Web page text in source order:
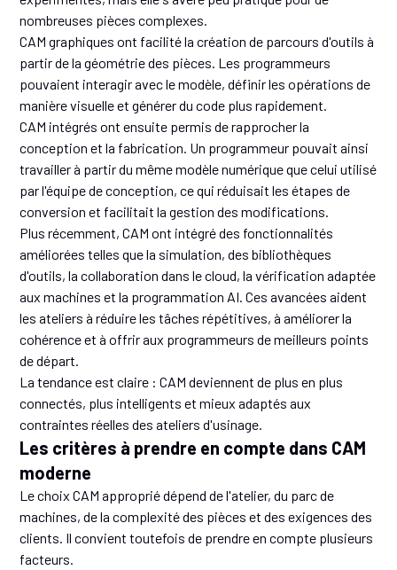
nombreuses pièces complexes.
CAM graphiques ont facilité la création de parcours d'outils à
partir de la géométrie des pièces. Les programmeurs
pouvaient interagir avec le modèle, définir les opérations de
manière visuelle et générer du code plus rapidement.
CAM intégrés ont ensuite permis de rapprocher la
conception et la fabrication. Un programmeur pouvait ainsi
travailler à partir du même modèle numérique que celui utilisé
par l'équipe de conception, ce qui réduisait les étapes de
conversion et facilitait la gestion des modifications.
Plus récemment, CAM ont intégré des fonctionnalités
améliorées telles que la simulation, des bibliothèques
d'outils, la collaboration dans le cloud, la vérification adaptée
aux machines et la programmation AI. Ces avancées aident
les ateliers à réduire les tâches répétitives, à améliorer la
cohérence et à offrir aux programmeurs de meilleurs points
de départ.
La tendance est claire : CAM deviennent de plus en plus
connectés, plus intelligents et mieux adaptés aux
contraintes réelles des ateliers d'usinage.
Les critères à prendre en compte dans CAM
moderne
Le choix CAM approprié dépend de l'atelier, du parc de
machines, de la complexité des pièces et des exigences des
clients. Il convient toutefois de prendre en compte plusieurs
facteurs.